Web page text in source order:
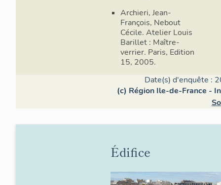
Archieri, Jean-
François, Nebout
Cécile. Atelier Louis
Barillet : Maître-
verrier. Paris, Edition
15, 2005.
Date(s) d'enquête :
(c) Région Ile-de-France -
Édifice